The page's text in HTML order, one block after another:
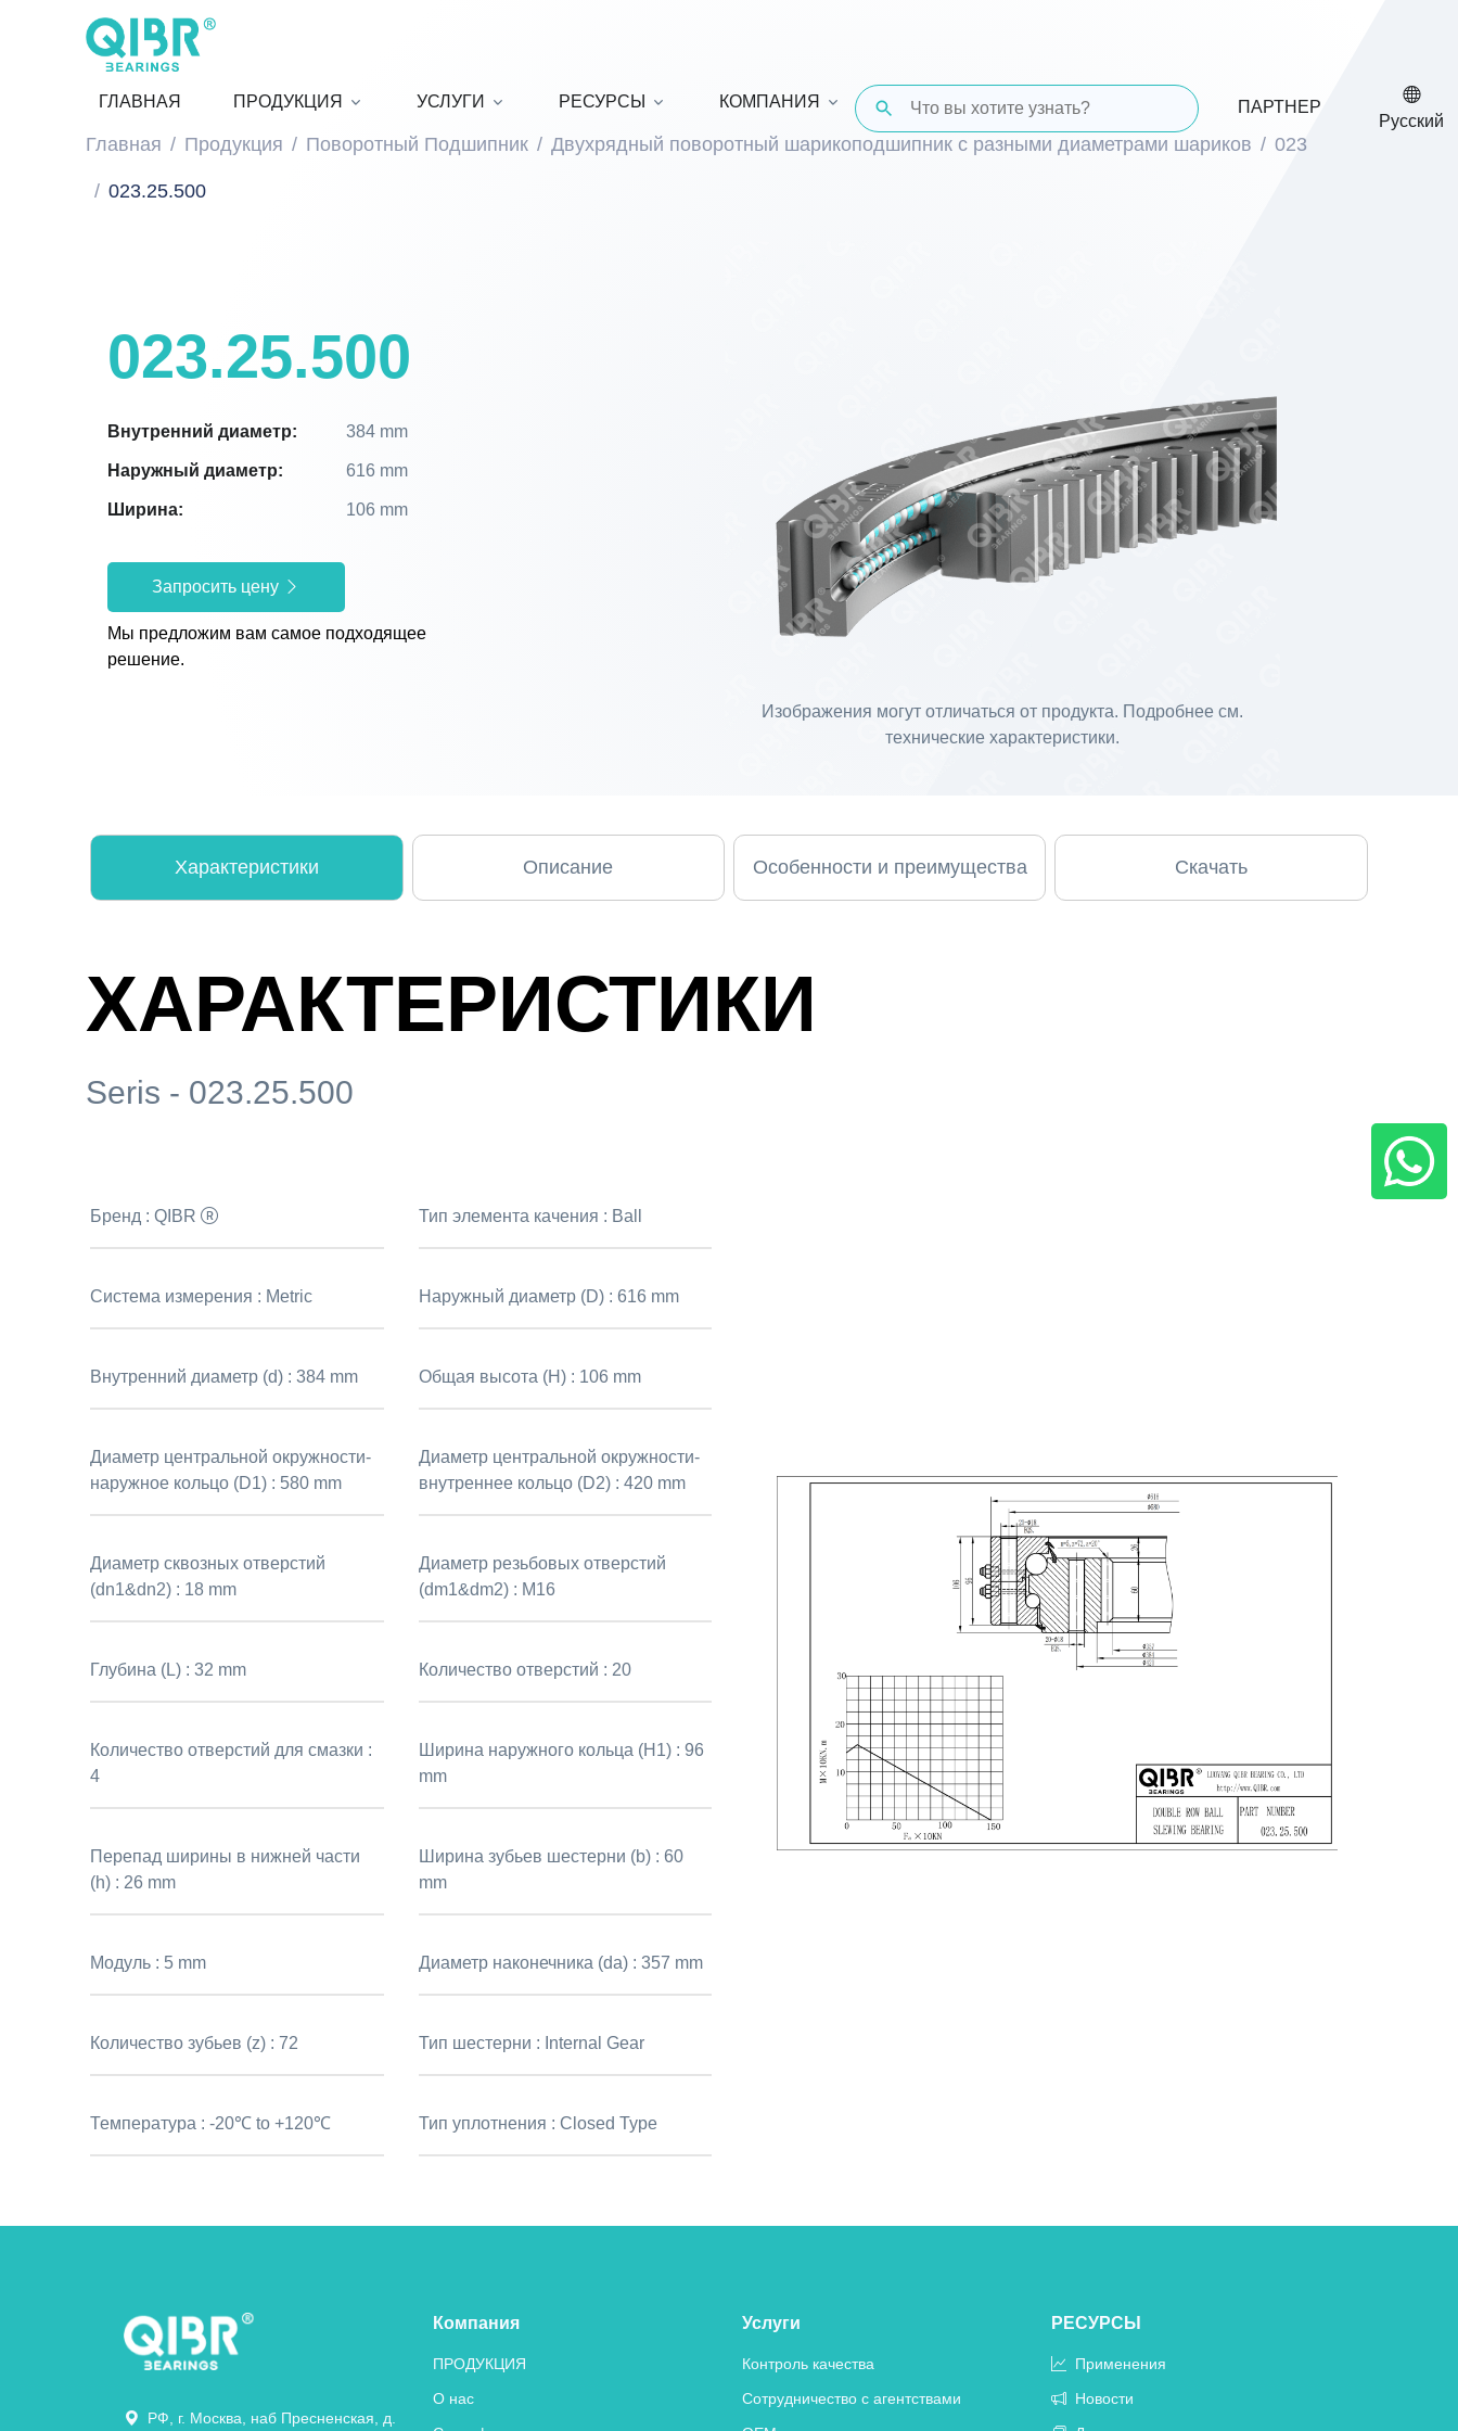
ГЛАВНАЯ ПРОДУКЦИЯ УСЛУГИ РЕСУРСЫ КОМПАНИЯ ПАРТНЕР
Русский
Главная Продукция Поворотный Подшипник Двухрядный поворотный шарикоподшипник с разными диаметрами шариков 023
023.25.500
023.25.500
Внутренний диаметр: 384 mm
Наружный диаметр: 616 mm
Ширина: 106 mm
Запросить цену
Мы предложим вам самое подходящее
решение.
Изображения могут отличаться от продукта. Подробнее см.
технические характеристики.
Характеристики Описание Особенности и преимущества Скачать
ХАРАКТЕРИСТИКИ
Seris - 023.25.500
Бренд :QIBR Тип элемента качения : Ball
Система измерения : Metric Наружный диаметр (D) : 616 mm
Внутренний диаметр (d) :384 mm Общая высота (H) : 106 mm
Диаметр центральной окружности-
наружное кольцо (D1) : 580 mm
Диаметр центральной окружности-
внутреннее кольцо (D2) : 420 mm
Диаметр сквозных отверстий
(dn1&dn2) : 18 mm
Диаметр резьбовых отверстий
(dm1&dm2) : M16
Глубина (L) :32 mm Количество отверстий : 20
Количество отверстий для смазки :
4
Ширина наружного кольца (H1) : 96
mm
Перепад ширины в нижней части
(h) : 26 mm
Ширина зубьев шестерни (b) : 60
mm
Модуль : 5 mm Диаметр наконечника (da) : 357 mm
Количество зубьев (z) :72 Тип шестерни : Internal Gear
Температура :-20℃ to +120℃ Тип уплотнения : Closed Type
РФ, г. Москва, наб Пресненская, д.
Компания
ПРОДУКЦИЯ
О нас
Услуги
Контроль качества
Сотрудничество с агентствами
РЕСУРСЫ
Применения
Новости